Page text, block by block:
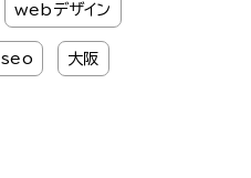
webデザイン
seo 大阪